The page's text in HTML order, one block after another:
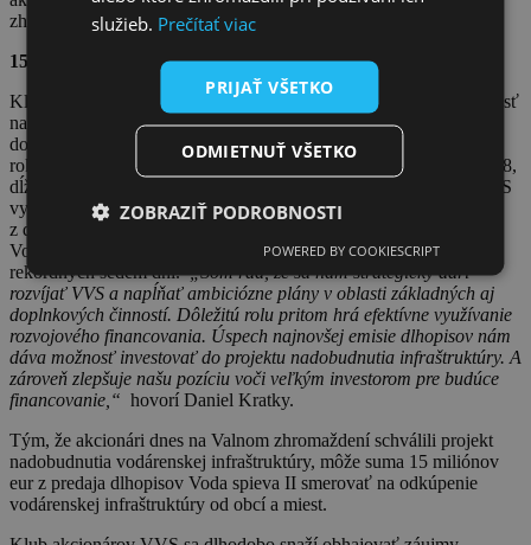
zhromaždení.
15 miliónov eur pôjde na investície do infraštruktúry
Klub akcionárov VVS oceňuje, že najväčšia vodárenská spoločnosť
na Slovensku výrazne napreduje v zlepšovaní dostupnosti pri
dodávke vody a odkanalizovaní obcí a miest. Medziročne (medzi
rokmi 2024 a 2025) sa počet kanalizačných prípojok zvýšil o 2 328,
dĺžka stokovej siete narástla o 33 kilometrov. Na tieto aktivity VVS
využíva popri príjmoch z vodného a stočného aj príjmy
z doplnkových činností. Najnovšou aktivitou je emisia dlhopisov
Voda spieva II v objeme 15 miliónov eur, ktorá sa upísala za
rekordných sedem dní.„Som rád, že sa nám strategicky darí
rozvíjať VVS a napĺňať ambiciózne plány v oblasti základných aj
doplnkových činností. Dôležitú rolu pritom hrá efektívne využívanie
rozvojového financovania. Úspech najnovšej emisie dlhopisov nám
dáva možnosť investovať do projektu nadobudnutia infraštruktúry. A
zároveň zlepšuje našu pozíciu voči veľkým investorom pre budúce
financovanie,“ hovorí Daniel Kratky.
Tým, že akcionári dnes na Valnom zhromaždení schválili projekt
nadobudnutia vodárenskej infraštruktúry, môže suma 15 miliónov
eur z predaja dlhopisov Voda spieva II smerovať na odkúpenie
vodárenskej infraštruktúry od obcí a miest.
služieb. Prečítať viac
PRIJAŤ VŠETKO
ODMIETNUŤ VŠETKO
ZOBRAZIŤ PODROBNOSTI
POWERED BY COOKIESCRIPT